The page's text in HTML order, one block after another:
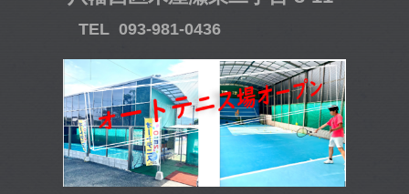
TEL 093-981-0436